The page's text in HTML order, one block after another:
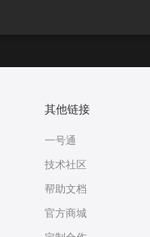
其他链接
一号通
技术社区
帮助文档
官方商城